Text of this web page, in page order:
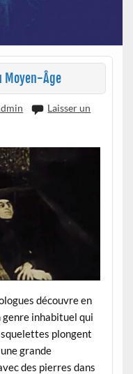
Moyen-Âge
Laisser un
découvre en
genre inhabituel qui
plongent
grande
des pierres dans